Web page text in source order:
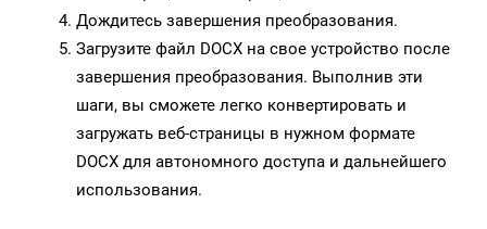
Дождитесь завершения преобразования.
Загрузите файл DOCX на свое устройство после
завершения преобразования. Выполнив эти
шаги, вы сможете легко конвертировать и
загружать веб-страницы в нужном формате
DOCX для автономного доступа и дальнейшего
использования.